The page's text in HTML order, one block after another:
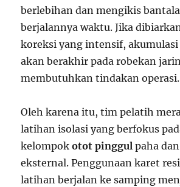
berlebihan dan mengikis
berjalannya waktu. Jika
koreksi yang intensif,
akan berakhir pada robekan
membutuhkan tindakan operasi.
Oleh karena itu, tim pelatih
latihan isolasi yang berfokus
kelompokotot pinggul paha
eksternal. Penggunaan karet
latihan berjalan ke samping